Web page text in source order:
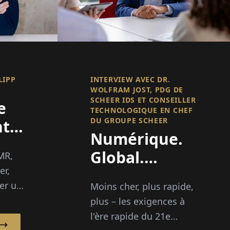
un
INTERVIEW AVEC DR.
WOLFRAM JOST, PDG DE
SCHEER IDS ET CONSEILLER
TECHNOLOGIQUE EN CHEF
DU GROUPE SCHEER
Numérique.
Global.
Moins cher, plus rapide,
plus – les exigences à
l'ère rapide du 21e